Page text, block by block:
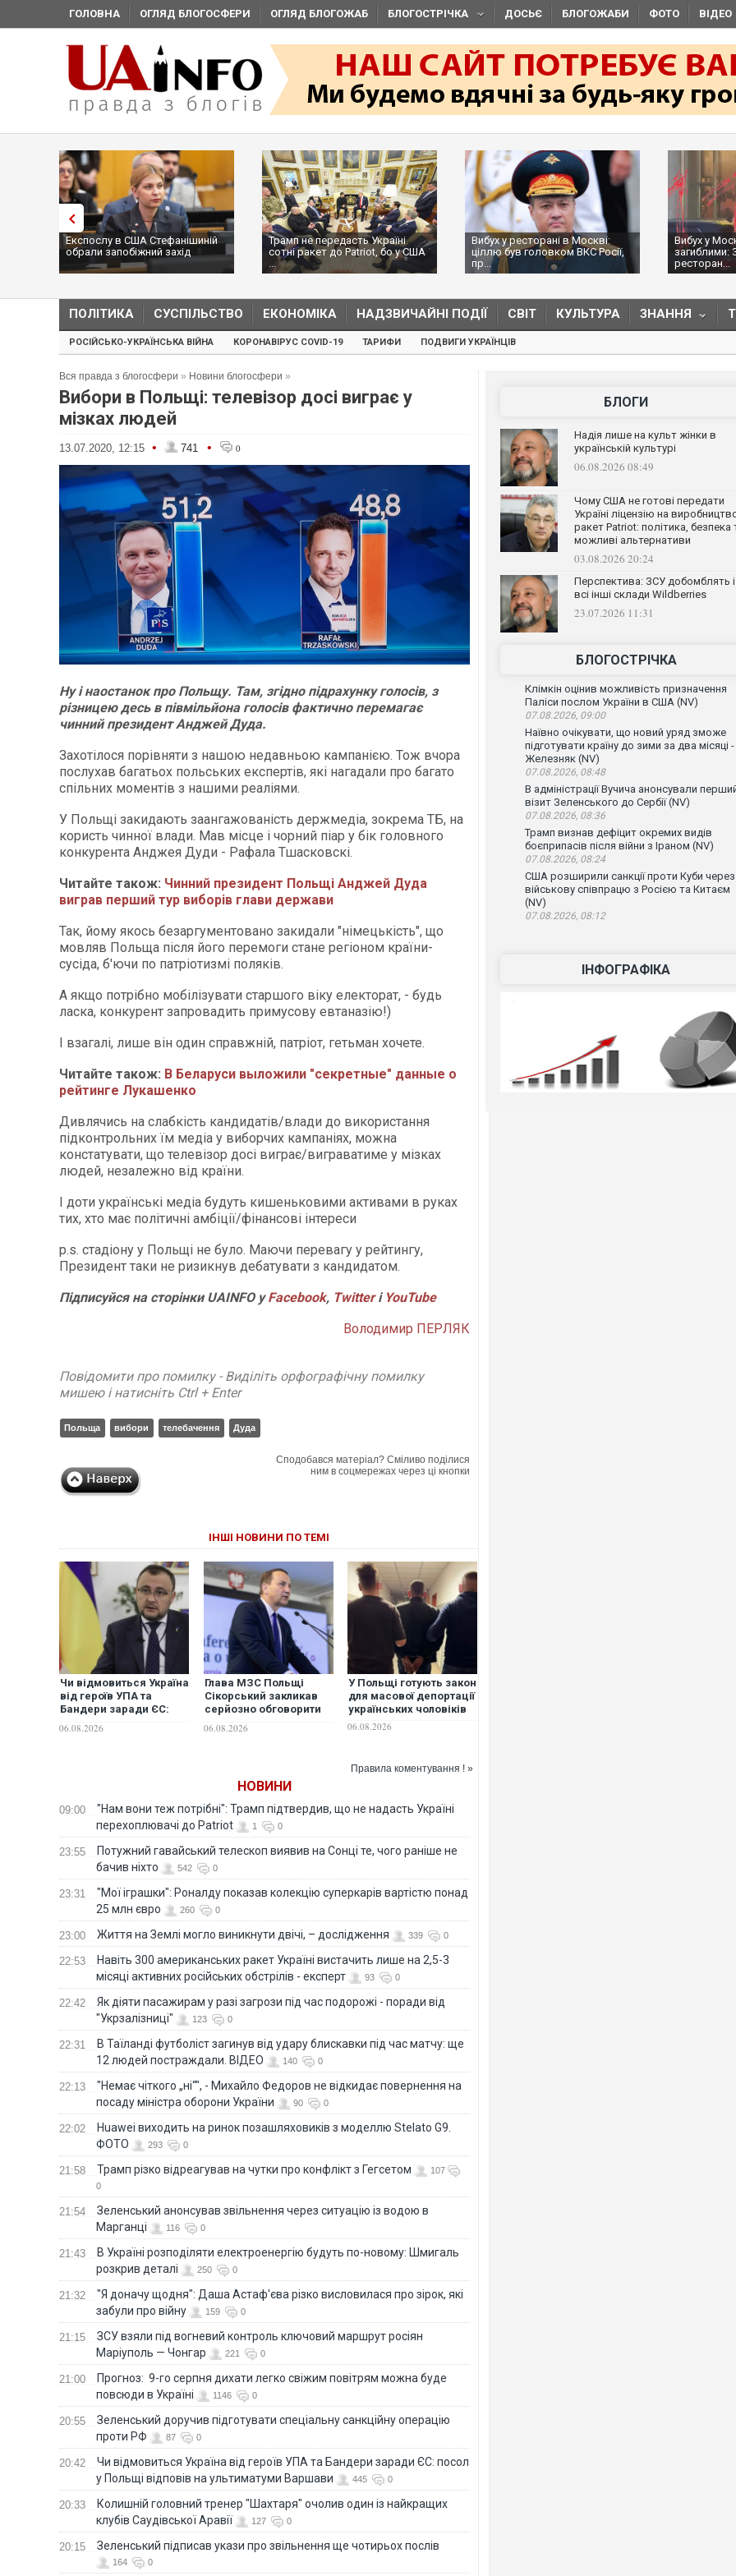
ГОЛОВНА ОГЛЯД БЛОГОСФЕРИ ОГЛЯД БЛОГОЖАБ БЛОГОСТРІЧКА ДОСЬЄ БЛОГОЖАБИ ФОТО ВІДЕО
Експослу в США Стефанішиній
обрали запобіжний захід
Трамп не передасть Україні
сотні ракет до Patriot, бо у США
...
Вибух у ресторані в Москві:
ціллю був головком ВКС Росії,
пр...
Вибух у
загиблими:
ресторан...
ПОЛІТИКА СУСПІЛЬСТВО ЕКОНОМІКА НАДЗВИЧАЙНІ ПОДІЇ СВІТ КУЛЬТУРА ЗНАННЯ
РОСІЙСЬКО-УКРАЇНСЬКА ВІЙНА КОРОНАВІРУС COVID-19 ТАРИФИ ПОДВИГИ УКРАЇНЦІВ
Вся правда з блогосфери » Новини блогосфери »
Вибори в Польщі: телевізор досі виграє у
мізках людей
13.07.2020, 12:15 • 741 • 0
Ну і наостанок про Польщу. Там, згідно підрахунку голосів, з
різницею десь в півмільйона голосів фактично перемагає
чинний президент Анджей Дуда.
Захотілося порівняти з нашою недавньою кампанією. Тож вчора
послухав багатьох польських експертів, які нагадали про багато
спільних моментів з нашими реаліями.
У Польщі закидають заангажованість держмедіа, зокрема ТБ, на
користь чинної влади. Мав місце і чорний піар у бік головного
конкурента Анджея Дуди - Рафала Тшасковскі.
Читайте також: Чинний президент Польщі Анджей Дуда
виграв перший тур виборів глави держави
Так, йому якось безаргументовано закидали "німецькість", що
мовляв Польща після його перемоги стане регіоном країни-
сусіда, б'ючи по патріотизмі поляків.
А якщо потрібно мобілізувати старшого віку електорат, - будь
ласка, конкурент запровадить примусову евтаназію!)
І взагалі, лише він один справжній, патріот, гетьман хочете.
Читайте також: В Беларуси выложили "секретные" данные о
рейтинге Лукашенко
Дивлячись на слабкість кандидатів/влади до використання
підконтрольних їм медіа у виборчих кампаніях, можна
констатувати, що телевізор досі виграє/виграватиме у мізках
людей, незалежно від країни.
І доти українські медіа будуть кишеньковими активами в руках
тих, хто має політичні амбіції/фінансові інтереси
p.s. стадіону у Польщі не було. Маючи перевагу у рейтингу,
Президент таки не ризикнув дебатувати з кандидатом.
Підписуйся на сторінки UAINFO уFacebook, Twitterі YouTube
Володимир ПЕРЛЯК
Повідомити про помилку - Виділіть орфографічну помилку
мишею і натисніть Ctrl + Enter
Польща вибори телебачення Дуда
Сподобався матеріал? Сміливо поділися
ним в соцмережах через ці кнопки
ІНШІ НОВИНИ ПО ТЕМІ
Чи відмовиться Україна
від героїв УПА та
Бандери заради ЄС:
відповів на
06.08.2026
Глава МЗС Польщі
Сікорський закликав
серйозно обговорити
російських ракет над
06.08.2026
У Польщі готують закон
для масової депортації
українських чоловіків
06.08.2026
Правила коментування ! »
НОВИНИ
09:00
"Нам вони теж потрібні": Трамп підтвердив, що не надасть Україні
перехоплювачі до Patriot
1 0
23:55
Потужний гавайський телескоп виявив на Сонці те, чого раніше не
бачив ніхто
542 0
23:31
"Мої іграшки": Роналду показав колекцію суперкарів вартістю понад
25 млн євро
260 0
23:00 Життя на Землі могло виникнути двічі, – дослідження 339 0
22:53
Навіть 300 американських ракет Україні вистачить лише на 2,5-3
місяці активних російських обстрілів - експерт
93 0
22:42
Як діяти пасажирам у разі загрози під час подорожі - поради від
"Укрзалізниці"
123 0
22:31
В Таїланді футболіст загинув від удару блискавки під час матчу: ще
12 людей постраждали. ВІДЕО
140 0
22:13
"Немає чіткого „ні“", - Михайло Федоров не відкидає повернення на
посаду міністра оборони України
90 0
22:02
Huawei виходить на ринок позашляховиків з моделлю Stelato G9.
ФОТО
293 0
21:58 Трамп різко відреагував на чутки про конфлікт з Гегсетом
107
0
21:54
Зеленський анонсував звільнення через ситуацію із водою в
Марганці
116 0
21:43
В Україні розподіляти електроенергію будуть по-новому: Шмигаль
розкрив деталі
250 0
21:32
"Я доначу щодня": Даша Астаф'єва різко висловилася про зірок, які
забули про війну
159 0
21:15
ЗСУ взяли під вогневий контроль ключовий маршрут росіян
Маріуполь — Чонгар
221 0
21:00
Прогноз: 9-го серпня дихати легко свіжим повітрям можна буде
повсюди в Україні
1146 0
20:55
Зеленський доручив підготувати спеціальну санкційну операцію
проти РФ
87 0
20:42
Чи відмовиться Україна від героїв УПА та Бандери заради ЄС: посол
у Польщі відповів на ультиматуми Варшави
445 0
20:33
Колишній головний тренер "Шахтаря" очолив один із найкращих
клубів Саудівської Аравії
127 0
20:15 Зеленський підписав укази про звільнення ще чотирьох послів
164 0
БЛОГИ
Надія лише на культ жінки в
українській культурі
06.08.2026 08:49
Чому США не готові передати
Україні ліцензію на
ракет Patriot: політика, безпека
можливі альтернативи
03.08.2026 20:24
Перспектива: ЗСУ добомблять і
всі інші склади Wildberries
23.07.2026 11:31
БЛОГОСТРІЧКА
Клімкін оцінив можливість призначення
Паліси послом України в США (NV)
07.08.2026, 09:00
Наївно очікувати, що новий уряд зможе
підготувати країну до зими за два місяці -
Железняк (NV)
07.08.2026, 08:48
В адміністрації Вучича анонсували
візит Зеленського до Сербії (NV)
07.08.2026, 08:36
Трамп визнав дефіцит окремих видів
боєприпасів після війни з Іраном (NV)
07.08.2026, 08:24
США розширили санкції проти Куби через
військову співпрацю з Росією та Китаєм
(NV)
07.08.2026, 08:12
ІНФОГРАФІКА
"Мої іграшки": Роналду
суперкарів вартістю
В Таїланді футболіст
блискавки під час матчу: